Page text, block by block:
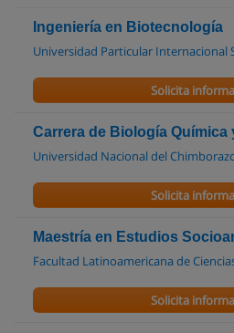
Ingeniería en Biotecnología
Universidad Particular Internacional
Solicita
Carrera de Biología Química
Universidad Nacional del
Solicita
Maestría en Estudios
Facultad Latinoamericana de
Solicita